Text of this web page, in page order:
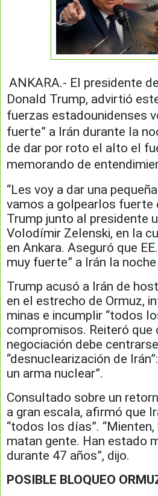
ANKARA.- El presidente
Donald Trump, advirtió
fuerzas estadounidenses
fuerte” a Irán durante la
de dar por roto el alto el
memorando de
“Les voy a dar una
vamos a golpearlos fuerte
Trump junto al presidente
Volodímir Zelenski, en la
en Ankara. Aseguró que
muy fuerte” a Irán la
Trump acusó a Irán de
en el estrecho de Ormuz,
minas e incumplir “todos
compromisos. Reiteró que
negociación debe
“desnuclearización de
un arma nuclear”.
Consultado sobre un
a gran escala, afirmó que
“todos los días”.
matan gente. Han estado
durante 47 años”, dijo.
POSIBLE BLOQUEO